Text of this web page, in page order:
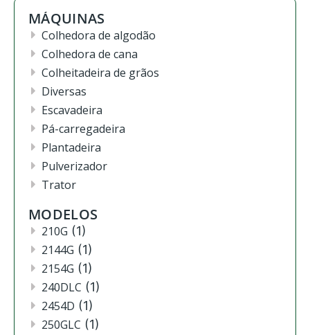
MÁQUINAS
Colhedora de algodão
Colhedora de cana
Colheitadeira de grãos
Diversas
Escavadeira
Pá-carregadeira
Plantadeira
Pulverizador
Trator
MODELOS
210G (1)
2144G (1)
2154G (1)
240DLC (1)
2454D (1)
250GLC (1)